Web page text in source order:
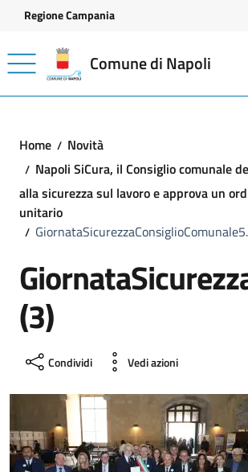
Vai ai contenuti
Vai al footer
Regione Campania
Comune di Napoli
Home
Novità
Napoli SiCura, il Consiglio comunale
alla sicurezza sul lavoro e approva un
unitario
(3)
Condividi Vedi azioni